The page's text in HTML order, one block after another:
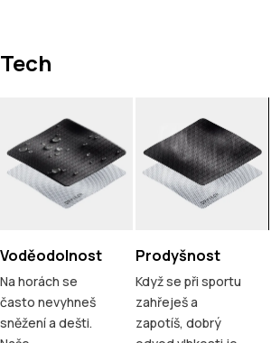
Tech
Voděodolnost
Na horách se
často nevyhneš
sněžení a dešti.
Prodyšnost
Když se při sportu
zahřeješ a
zapotíš, dobrý